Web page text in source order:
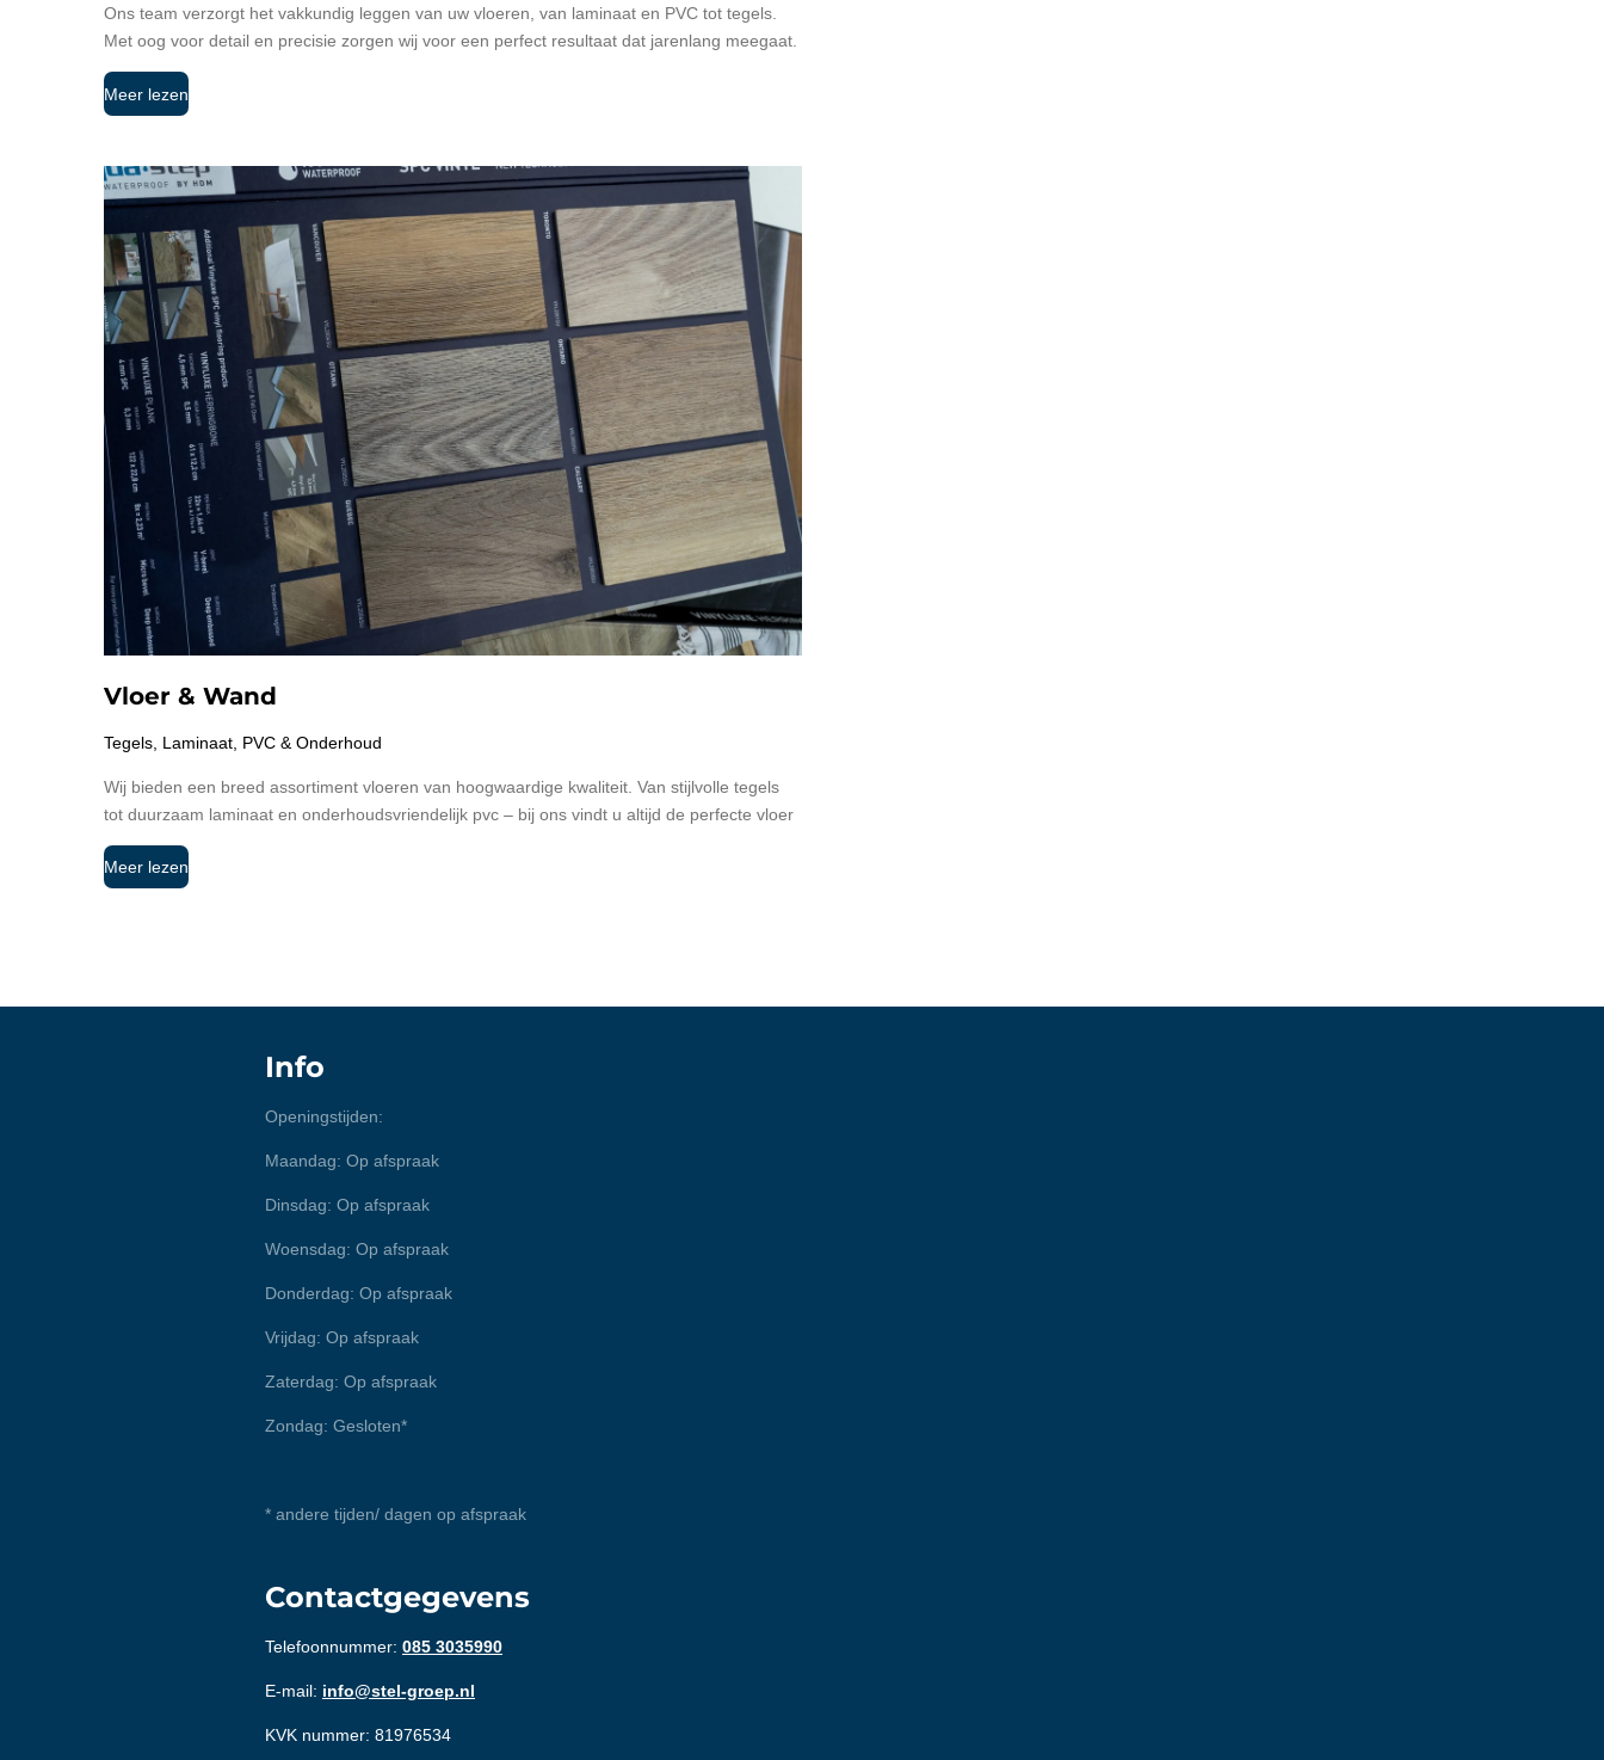
Ons team verzorgt het vakkundig leggen van uw vloeren, van laminaat en PVC tot tegels.
Met oog voor detail en precisie zorgen wij voor een perfect resultaat dat jarenlang meegaat.
Meer lezen
Vloer & Wand
Tegels, Laminaat, PVC & Onderhoud
Wij bieden een breed assortiment vloeren van hoogwaardige kwaliteit. Van stijlvolle tegels
tot duurzaam laminaat en onderhoudsvriendelijk pvc – bij ons vindt u altijd de perfecte vloer
Meer lezen
Info
Openingstijden:
Maandag: Op afspraak
Dinsdag: Op afspraak
Woensdag: Op afspraak
Donderdag: Op afspraak
Vrijdag: Op afspraak
Zaterdag: Op afspraak
Zondag: Gesloten*
* andere tijden/ dagen op afspraak
Contactgegevens
Telefoonnummer: 085 3035990
E-mail: info@stel-groep.nl
KVK nummer: 81976534